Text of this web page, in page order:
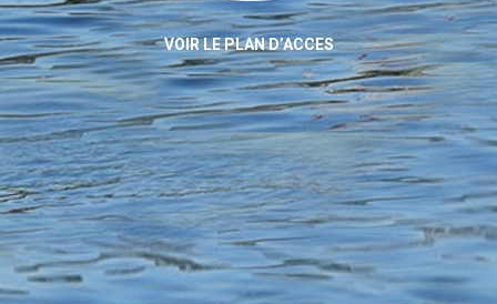
VOIR LE PLAN D’ACCES